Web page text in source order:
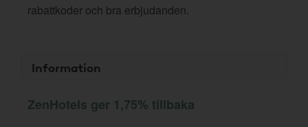
rabattkoder och bra erbjudanden.
Information
ZenHotels ger 1,75% tillbaka